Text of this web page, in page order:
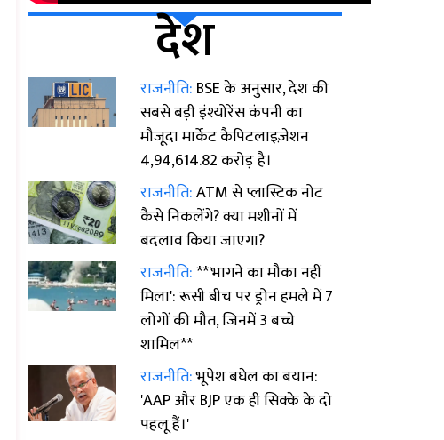
देश
राजनीति: BSE के अनुसार, देश की
सबसे बड़ी इंश्योरेंस कंपनी का
मौजूदा मार्केट कैपिटलाइज़ेशन
₹4,94,614.82 करोड़ है।
राजनीति:ATM से प्लास्टिक नोट
कैसे निकलेंगे? क्या मशीनों में
बदलाव किया जाएगा?
राजनीति:**'भागने का मौका नहीं
मिला': रूसी बीच पर ड्रोन हमले में 7
लोगों की मौत, जिनमें 3 बच्चे
शामिल**
राजनीति:भूपेश बघेल का बयान:
'AAP और BJP एक ही सिक्के के दो
पहलू हैं।'